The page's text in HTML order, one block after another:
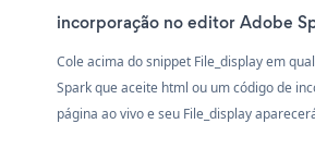
incorporação no editor Adobe
Cole acima do snippet File_display em
Spark que aceite html ou um código de
página ao vivo e seu File_display